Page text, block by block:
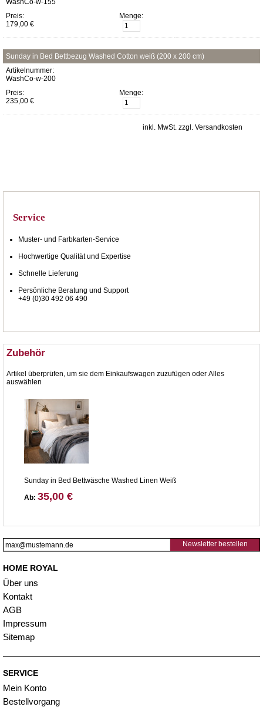
WashCo-w-155
Preis:
179,00 €
Menge:
Sunday in Bed Bettbezug Washed Cotton weiß (200 x 200 cm)
Artikelnummer:
WashCo-w-200
Preis:
235,00 €
Menge:
inkl. MwSt. zzgl. Versandkosten
Service
Muster- und Farbkarten-Service
Hochwertige Qualität und Expertise
Schnelle Lieferung
Persönliche Beratung und Support
+49 (0)30 492 06 490
Zubehör
Artikel überprüfen, um sie dem Einkaufswagen zuzufügen oder Alles
auswählen
Sunday in Bed Bettwäsche Washed Linen Weiß
Ab: 35,00 €
Newsletter bestellen
HOME ROYAL
Über uns
Kontakt
AGB
Impressum
Sitemap
SERVICE
Mein Konto
Bestellvorgang